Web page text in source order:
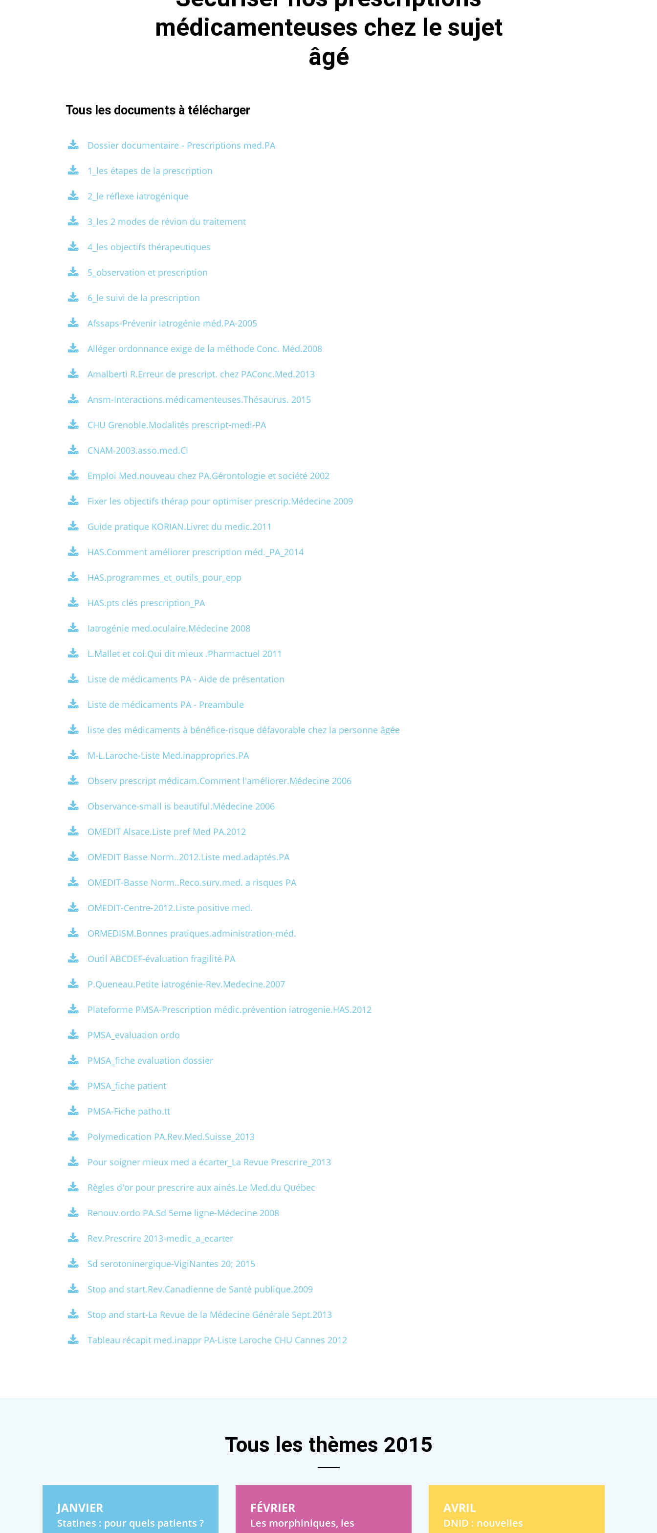
médicamenteuses chez le sujet
âgé
Tous les documents à télécharger
Dossier documentaire - Prescriptions med.PA
1_les étapes de la prescription
2_le réflexe iatrogénique
3_les 2 modes de révion du traitement
4_les objectifs thérapeutiques
5_observation et prescription
6_le suivi de la prescription
Afssaps-Prévenir iatrogénie méd.PA-2005
Alléger ordonnance exige de la méthode Conc. Méd.2008
Amalberti R.Erreur de prescript. chez PAConc.Med.2013
Ansm-Interactions.médicamenteuses.Thésaurus. 2015
CHU Grenoble.Modalités prescript-medi-PA
CNAM-2003.asso.med.CI
Emploi Med.nouveau chez PA.Gérontologie et société 2002
Fixer les objectifs thérap pour optimiser prescrip.Médecine 2009
Guide pratique KORIAN.Livret du medic.2011
HAS.Comment améliorer prescription méd._PA_2014
HAS.programmes_et_outils_pour_epp
HAS.pts clés prescription_PA
Iatrogénie med.oculaire.Médecine 2008
L.Mallet et col.Qui dit mieux .Pharmactuel 2011
Liste de médicaments PA - Aide de présentation
Liste de médicaments PA - Preambule
liste des médicaments à bénéfice-risque défavorable chez la personne âgée
M-L.Laroche-Liste Med.inappropries.PA
Observ prescript médicam.Comment l'améliorer.Médecine 2006
Observance-small is beautiful.Médecine 2006
OMEDIT Alsace.Liste pref Med PA.2012
OMEDIT Basse Norm..2012.Liste med.adaptés.PA
OMEDIT-Basse Norm..Reco.surv.med. a risques PA
OMEDIT-Centre-2012.Liste positive med.
ORMEDISM.Bonnes pratiques.administration-méd.
Outil ABCDEF-évaluation fragilité PA
P.Queneau.Petite iatrogénie-Rev.Medecine.2007
Plateforme PMSA-Prescription médic.prévention iatrogenie.HAS.2012
PMSA_evaluation ordo
PMSA_fiche evaluation dossier
PMSA_fiche patient
PMSA-Fiche patho.tt
Polymedication PA.Rev.Med.Suisse_2013
Pour soigner mieux med a écarter_La Revue Prescrire_2013
Règles d'or pour prescrire aux ainés.Le Med.du Québec
Renouv.ordo PA.Sd 5eme ligne-Médecine 2008
Rev.Prescrire 2013-medic_a_ecarter
Sd serotoninergique-VigiNantes 20; 2015
Stop and start.Rev.Canadienne de Santé publique.2009
Stop and start-La Revue de la Médecine Générale Sept.2013
Tableau récapit med.inappr PA-Liste Laroche CHU Cannes 2012
Tous les thèmes 2015
JANVIER
Statines : pour quels patients ?
FÉVRIER
Les morphiniques, les
AVRIL
DNID : nouvelles